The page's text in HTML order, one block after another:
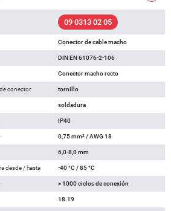
09 0313 02 05
Conector de cable macho
DIN EN 61076-2-106
Conector macho recto
conector tornillo
soldadura
IP40
0,75 mm² / AWG 18
6,0-8,0 mm
desde / hasta -40 °C / 85 °C
> 1000 ciclos de conexión
18.19